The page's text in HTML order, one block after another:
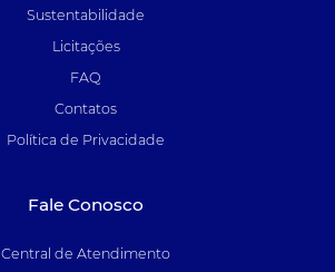
Sustentabilidade
Licitações
FAQ
Contatos
Política de Privacidade
Fale Conosco
Central de Atendimento